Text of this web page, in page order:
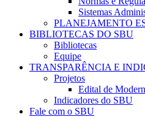
Sistemas
PLANEJAMENTO
BIBLIOTECAS DO SBU
Bibliotecas
Equipe
TRANSPARÊNCIA E
Projetos
Edital de
Indicadores do SBU
Fale com o SBU